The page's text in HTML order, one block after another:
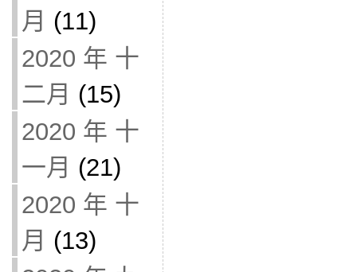
月 (11)
2020 年 十
二月 (15)
2020 年 十
一月 (21)
2020 年 十
月 (13)